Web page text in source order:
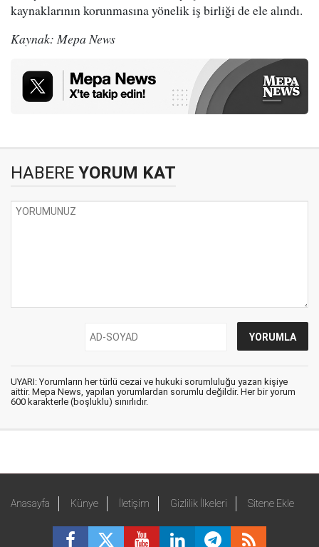
kaynaklarının korunmasına yönelik iş birliği de ele alındı.
Kaynak: Mepa News
HABERE YORUM KAT
UYARI: Yorumların her türlü cezai ve hukuki sorumluluğu yazan kişiye
aittir. Mepa News, yapılan yorumlardan sorumlu değildir. Her bir yorum
600 karakterle (boşluklu) sınırlıdır.
Anasayfa Künye İletişim Gizlilik İlkeleri Sitene Ekle